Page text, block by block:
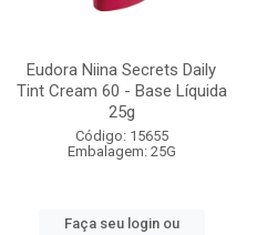
Eudora Niina Secrets Daily
Tint Cream 60 - Base Líquida
25g
Código: 15655
Embalagem: 25G
Faça seu login ou